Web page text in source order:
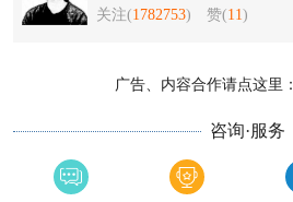
关注(1782753) 赞(11)
广告、内容合作请点这里：
咨询·服务